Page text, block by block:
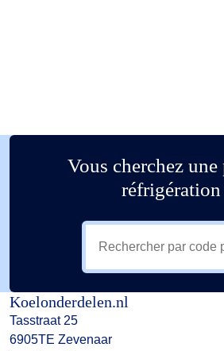
Vous cherchez une
réfrigération
Koelonderdelen.nl
Tasstraat 25
6905TE Zevenaar